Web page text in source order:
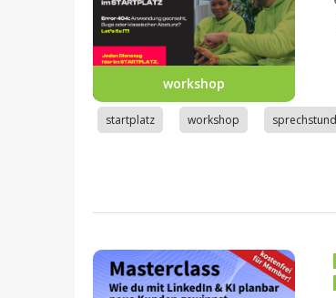
workshop
startplatz workshop